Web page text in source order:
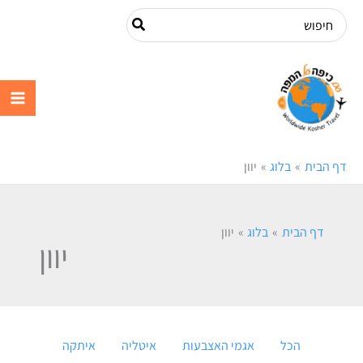
דילוג
לתוכן
Search
for:
דף הבית בלוג יוון
דף הבית בלוג יוון
יוון
Filter
posts
category
הכל אגמי האצבעות איטליה איתקה